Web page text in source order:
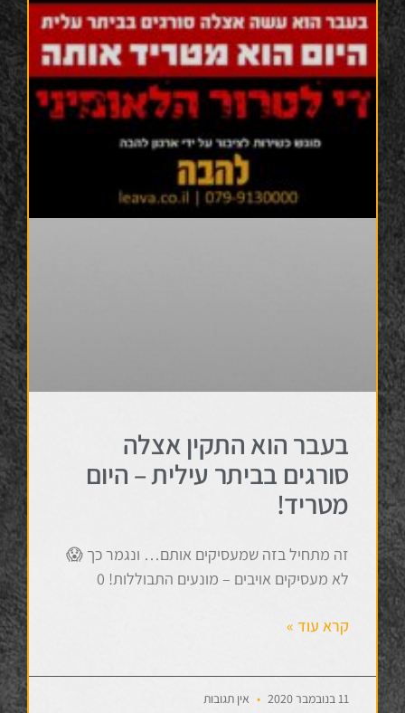
בעבר הוא התקין אצלה
סורגים בביתר עילית – היום
מטריד!
זה מתחיל בזה שמעסיקים אותם… ונגמר כך 😱
לא מעסיקים אויבים – מונעים התבוללות! 0
קרא עוד »
11 בנובמבר 2020 אין תגובות